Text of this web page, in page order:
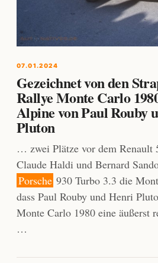
07.01.2024
Gezeichnet von den
Rallye Monte Carlo
Alpine von Paul Rouby
Pluton
… zwei Plätze vor dem Renault
Claude Haldi und Bernard
Porsche 930 Turbo 3.3 die
dass Paul Rouby und Henri
Monte Carlo 1980 eine äußerst
…